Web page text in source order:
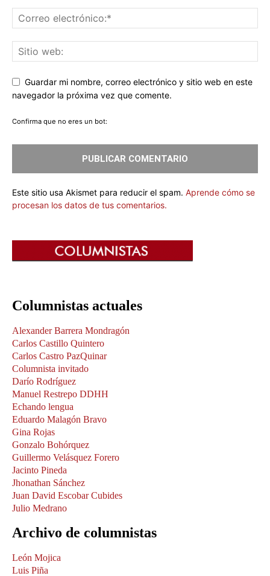
Guardar mi nombre, correo electrónico y sitio web en este
navegador la próxima vez que comente.
Confirma que no eres un bot:
Este sitio usa Akismet para reducir el spam. Aprende cómo se
procesan los datos de tus comentarios.
Columnistas actuales
Alexander Barrera Mondragón
Carlos Castillo Quintero
Carlos Castro PazQuinar
Columnista invitado
Darío Rodríguez
Manuel Restrepo DDHH
Echando lengua
Eduardo Malagón Bravo
Gina Rojas
Gonzalo Bohórquez
Guillermo Velásquez Forero
Jacinto Pineda
Jhonathan Sánchez
Juan David Escobar Cubides
Julio Medrano
Archivo de columnistas
León Mojica
Luis Piña